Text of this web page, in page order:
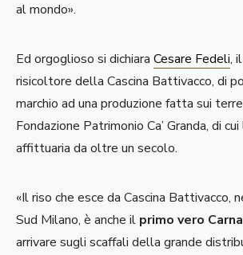
al mondo».
Ed orgoglioso si dichiara Cesare Fedeli,
risicoltore della Cascina Battivacco, di
marchio ad una produzione fatta sui
Fondazione Patrimonio Ca’ Granda, di
affittuaria da oltre un secolo.
«Il riso che esce da Cascina Battivacco,
Sud Milano, è anche il primo vero
arrivare sugli scaffali della grande